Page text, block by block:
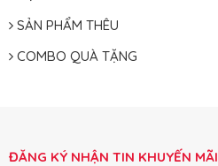
SẢN PHẨM THÊU
COMBO QUÀ TẶNG
ĐĂNG KÝ NHẬN TIN KHUYẾN MÃI